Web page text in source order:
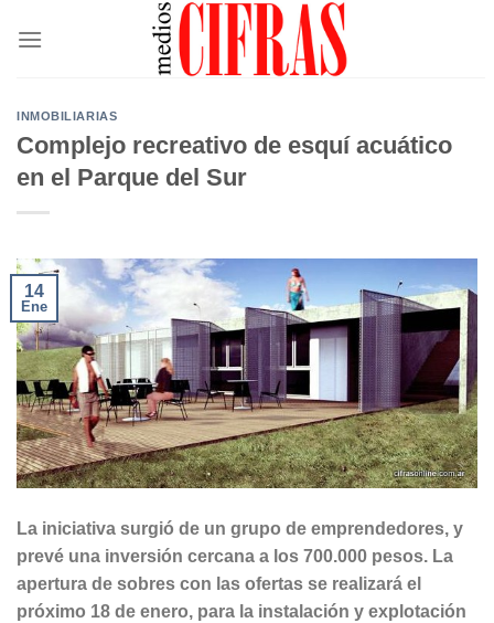
INMOBILIARIAS
Complejo recreativo de esquí acuático
en el Parque del Sur
14
Ene
La iniciativa surgió de un grupo de emprendedores, y
prevé una inversión cercana a los 700.000 pesos. La
apertura de sobres con las ofertas se realizará el
próximo 18 de enero, para la instalación y explotación